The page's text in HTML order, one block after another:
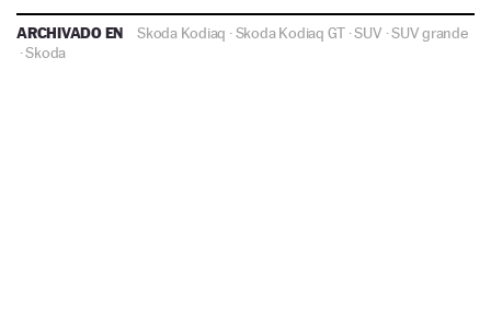
ARCHIVADO EN Skoda Kodiaq ·Skoda Kodiaq GT ·SUV ·SUV grande
·Skoda